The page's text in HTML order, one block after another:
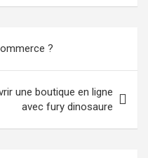
?
une boutique en ligne
avec fury dinosaure